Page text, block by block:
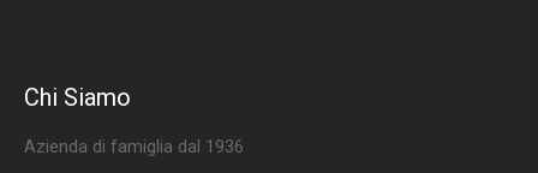
Chi Siamo
Azienda di famiglia dal 1936